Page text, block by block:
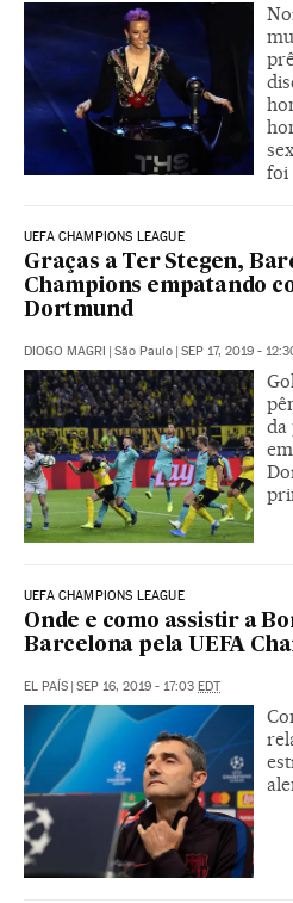
foi
UEFA CHAMPIONS LEAGUE
Graças a Ter Stegen,
Champions empatando
Dortmund
DIOGO MAGRI | São Paulo | SEP 17, 2019 -
da
UEFA CHAMPIONS LEAGUE
Onde e como assistir a
Barcelona pela UEFA
EL PAÍS | SEP 16, 2019 - 17:03 EDT